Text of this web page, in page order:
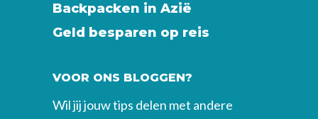
Backpacken in Azië
Geld besparen op reis
VOOR ONS BLOGGEN?
Wil jij jouw tips delen met andere